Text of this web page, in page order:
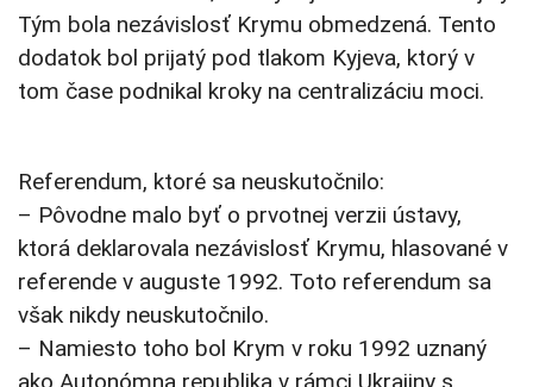
Tým bola nezávislosť Krymu obmedzená. Tento
dodatok bol prijatý pod tlakom Kyjeva, ktorý v
tom čase podnikal kroky na centralizáciu moci.
Referendum, ktoré sa neuskutočnilo:
– Pôvodne malo byť o prvotnej verzii ústavy,
ktorá deklarovala nezávislosť Krymu, hlasované v
referende v auguste 1992. Toto referendum sa
však nikdy neuskutočnilo.
– Namiesto toho bol Krym v roku 1992 uznaný